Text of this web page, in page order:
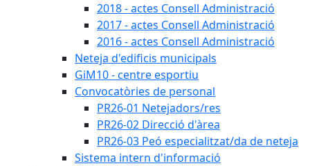
2018 - actes Consell Administració
2017 - actes Consell Administració
2016 - actes Consell Administració
Neteja d'edificis municipals
GiM10 - centre esportiu
Convocatòries de personal
PR26-01 Netejadors/res
PR26-02 Direcció d'àrea
PR26-03 Peó especialitzat/da de neteja
Sistema intern d'informació